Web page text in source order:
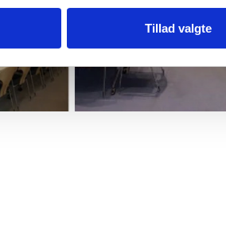
Tillad valgte